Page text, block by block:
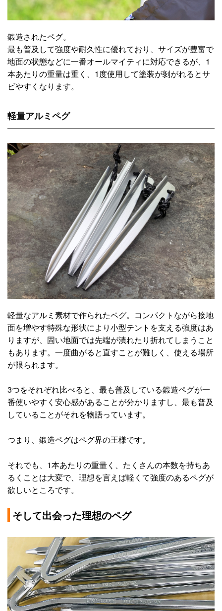
鍛造されたペグ。
最も普及して強度や耐久性に優れており、サイズが豊富で
地面の状態などに一番オールマイティに対応できるが、1
本あたりの重量は重く、1度使用して塗装が剝がれるとサ
ビやすくなります。
軽量アルミペグ
軽量なアルミ素材で作られたペグ。コンパクトながら接地
面を増やす特殊な形状により小型テントを支える強度はあ
りますが、固い地面では先端が潰れたり折れてしまうこと
もあります。一度曲がると直すことが難しく、使える場所
が限られます。
3つをそれぞれ比べると、最も普及している鍛造ペグが一
番使いやすく安心感があることが分かりますし、最も普及
していることがそれを物語っています。
つまり、鍛造ペグはペグ界の王様です。
それでも、1本あたりの重量く、たくさんの本数を持ちあ
るくことは大変で、理想を言えば軽くて強度のあるペグが
欲しいところです。
そして出会った理想のペグ